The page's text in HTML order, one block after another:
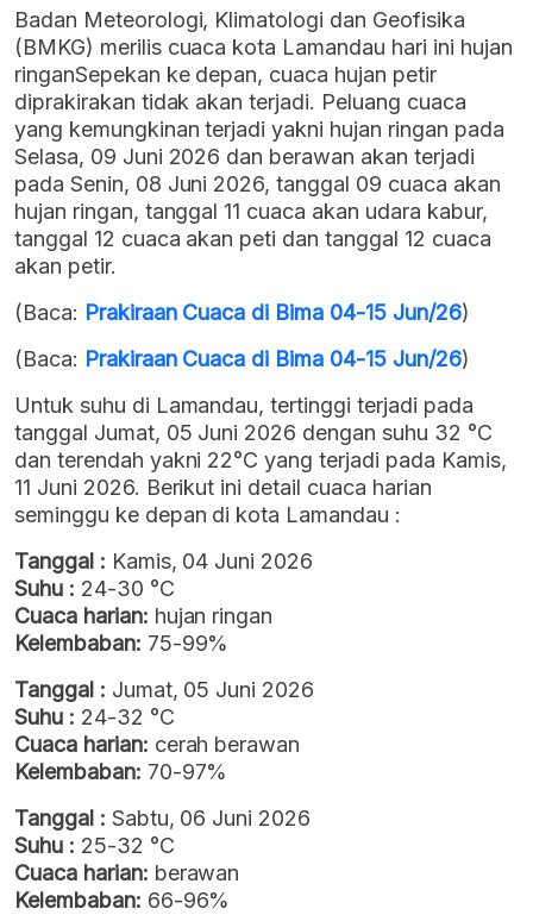
Badan Meteorologi, Klimatologi dan Geofisika
(BMKG) merilis cuaca kota Lamandau hari ini hujan
ringanSepekan ke depan, cuaca hujan petir
diprakirakan tidak akan terjadi. Peluang cuaca
yang kemungkinan terjadi yakni hujan ringan pada
Selasa, 09 Juni 2026 dan berawan akan terjadi
pada Senin, 08 Juni 2026, tanggal 09 cuaca akan
hujan ringan, tanggal 11 cuaca akan udara kabur,
tanggal 12 cuaca akan peti dan tanggal 12 cuaca
akan petir.
(Baca: Prakiraan Cuaca di Bima 04-15 Jun/26)
(Baca: Prakiraan Cuaca di Bima 04-15 Jun/26)
Untuk suhu di Lamandau, tertinggi terjadi pada
tanggal Jumat, 05 Juni 2026 dengan suhu 32 °C
dan terendah yakni 22°C yang terjadi pada Kamis,
11 Juni 2026. Berikut ini detail cuaca harian
seminggu ke depan di kota Lamandau :
Tanggal : Kamis, 04 Juni 2026
Suhu : 24-30 °C
Cuaca harian: hujan ringan
Kelembaban: 75-99%
Tanggal : Jumat, 05 Juni 2026
Suhu : 24-32 °C
Cuaca harian: cerah berawan
Kelembaban: 70-97%
Tanggal : Sabtu, 06 Juni 2026
Suhu : 25-32 °C
Cuaca harian: berawan
Kelembaban: 66-96%